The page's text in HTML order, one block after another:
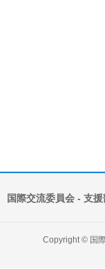
国際交流委員会 ‐ 支
Copyright © 国